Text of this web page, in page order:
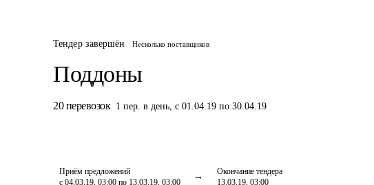
Тендер завершён Несколько поставщиков
Поддоны
20 перевозок 1 пер. в день, с 01.04.19 по 30.04.19
Приём предложений
с 04.03.19, 03:00 по 13.03.19, 03:00
Окончание тендера
13.03.19, 03:00